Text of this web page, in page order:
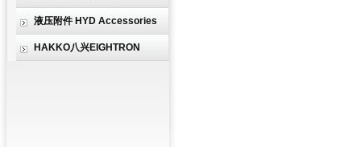
液压附件 HYD Accessories
HAKKO八兴EIGHTRON